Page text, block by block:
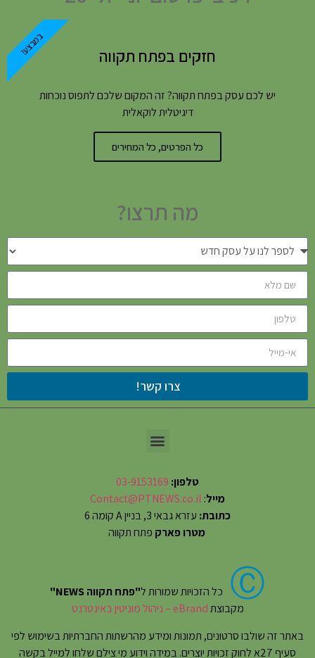
חזקים בפתח תקווה
יש לכם עסק בפתח תקווה? זה המקום שלכם לתפוס נוכחות
דיגיטלית לוקאלית
כל הפרטים, כל המחירים
במבצע!
מה תרצו?
צרו קשר!
טלפון: 03-9153169
מייל:
Contact@PTNEWS.co.il
כתובת: עזרא גבאי 3, בניין A קומה 6
מטרו פארק פתח תקווה
Ⓒ כל הזכויות שמורות ל"פתח תקווה NEWS"
מקבוצתeBrand – ניהול מוניטין באינטרנט
באתר זה שולבו סרטונים, תמונות ומידע מהרשתות החברתיות בשימוש לפי
סעיף 27א לחוק זכויות יוצרים. במידה וידוע מי צילם שלחו למייל בקשה